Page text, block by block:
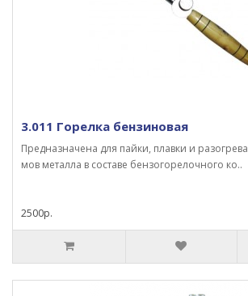
3.011 Горелка бензиновая
Предназначена для пайки, плавки и
мов металла в составе бензогорелочного ко..
2500р.